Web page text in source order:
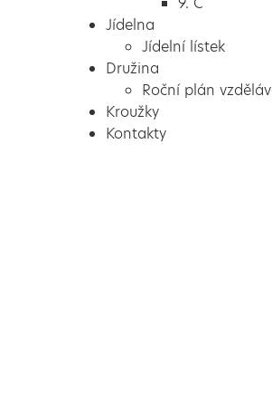
Jídelna
Jídelní lístek
Družina
Roční plán
Kroužky
Kontakty